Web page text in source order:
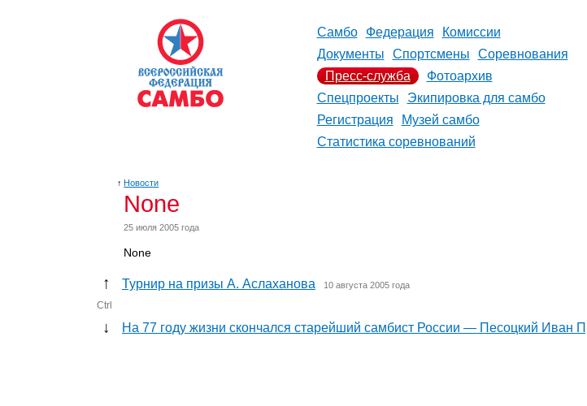
Самбо Федерация
Комиссии
Документы
Спортсмены
Соревнования
Пресс-служба
Фотоархив
Спецпроекты
Экипировка для самбо
Регистрация
Музей самбо
Статистика соревнований
↑ Новости
None
25 июля 2005 года
None
↑ Турнир на призы А. Аслаханова 10 августа 2005 года
Ctrl
↓ На 77 году жизни скончался старейший самбист России — Песоцкий Иван